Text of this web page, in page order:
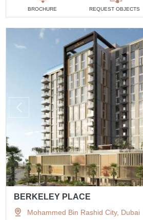
BROCHURE REQUEST OBJECTS
BERKELEY PLACE
Mohammed Bin Rashid City, Dubai